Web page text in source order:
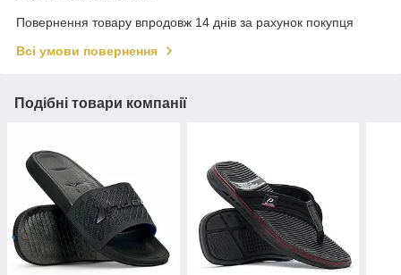
Повернення товару впродовж 14 днів за рахунок покупця
Всі умови повернення
Подібні товари компанії